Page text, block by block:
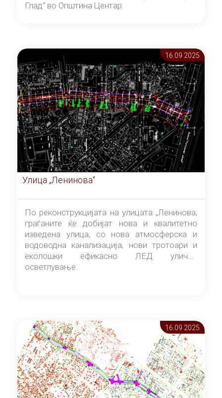
Глад“ во Општина Центар
16.09 2025
Улица „Ленинова“
По реконструкцијата на улицата „Ленинова,
граѓаните ќе добијат нова и квалитетно
изведена улица, со нова атмосферска и
водоводна канализација, нови тротоари и
еколошки ефикасно ЛЕД улично
осветлување.
16.09 2025